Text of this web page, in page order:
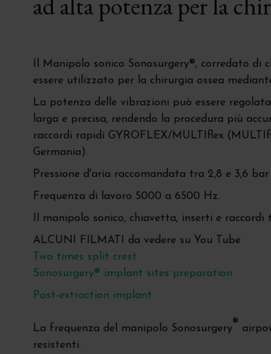
Il Manipolo sonico Sonosurgery®, corredato
essere utilizzato per la chirurgia ossea
La potenza delle vibrazioni può essere
larga e precisa, rendendo la procedura più
raccordi rapidi GYROFLEX/MULTIflex
Germania).
Pressione d'aria raccomandata tra 2,8 e 3,6 bar
Frequenza di lavoro 5000 a 6500 Hz.
Il manipolo sonico, chiavetta, inserti e
ALCUNI FILMATI da vedere su You Tube
Two times split crest
Sonosurgery® implant sites preparation
Post-extraction implant
La frequenza del manipolo Sonosurgery®
resistenti.